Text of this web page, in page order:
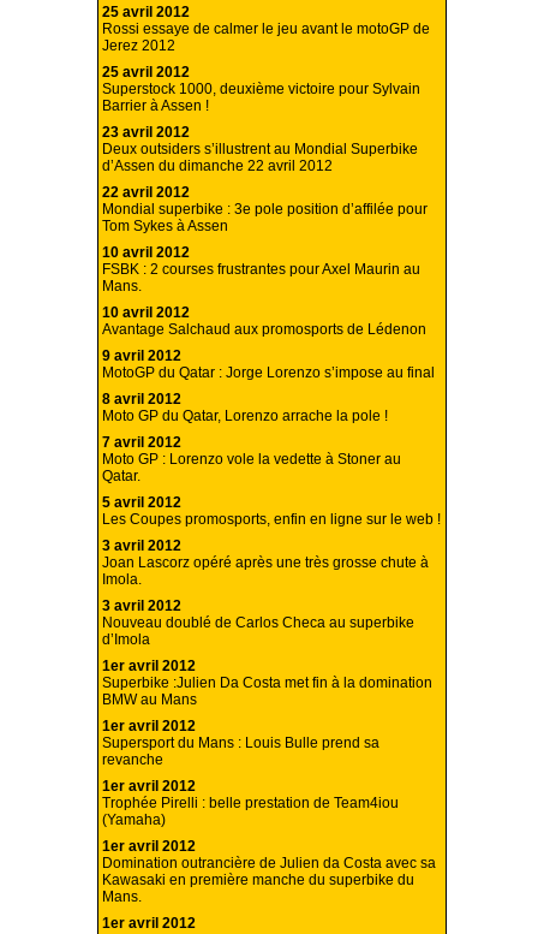
25 avril 2012
Rossi essaye de calmer le jeu avant le motoGP de
Jerez 2012
25 avril 2012
Superstock 1000, deuxième victoire pour Sylvain
Barrier à Assen !
23 avril 2012
Deux outsiders s’illustrent au Mondial Superbike
d’Assen du dimanche 22 avril 2012
22 avril 2012
Mondial superbike : 3e pole position d’affilée pour
Tom Sykes à Assen
10 avril 2012
FSBK : 2 courses frustrantes pour Axel Maurin au
Mans.
10 avril 2012
Avantage Salchaud aux promosports de Lédenon
9 avril 2012
MotoGP du Qatar : Jorge Lorenzo s’impose au final
8 avril 2012
Moto GP du Qatar, Lorenzo arrache la pole !
7 avril 2012
Moto GP : Lorenzo vole la vedette à Stoner au
Qatar.
5 avril 2012
Les Coupes promosports, enfin en ligne sur le web !
3 avril 2012
Joan Lascorz opéré après une très grosse chute à
Imola.
3 avril 2012
Nouveau doublé de Carlos Checa au superbike
d’Imola
1er avril 2012
Superbike :Julien Da Costa met fin à la domination
BMW au Mans
1er avril 2012
Supersport du Mans : Louis Bulle prend sa
revanche
1er avril 2012
Trophée Pirelli : belle prestation de Team4iou
(Yamaha)
1er avril 2012
Domination outrancière de Julien da Costa avec sa
Kawasaki en première manche du superbike du
Mans.
1er avril 2012